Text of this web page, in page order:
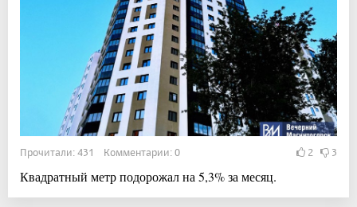
Прочитали: 431 Комментарии: 0 2 3
Квадратный метр подорожал на 5,3% за месяц.